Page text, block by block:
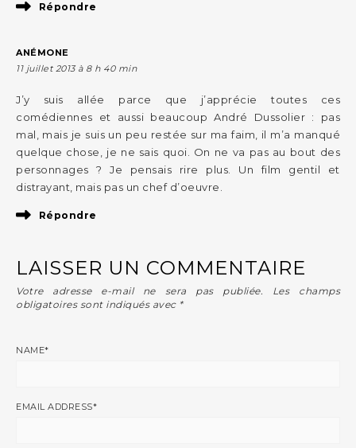
Répondre
ANÉMONE
11 juillet 2013 à 8 h 40 min
J’y suis allée parce que j’apprécie toutes ces
comédiennes et aussi beaucoup André Dussolier : pas
mal, mais je suis un peu restée sur ma faim, il m’a manqué
quelque chose, je ne sais quoi. On ne va pas au bout des
personnages ? Je pensais rire plus. Un film gentil et
distrayant, mais pas un chef d’oeuvre.
Répondre
LAISSER UN COMMENTAIRE
Votre adresse e-mail ne sera pas publiée.
Les champs
obligatoires sont indiqués avec *
NAME*
EMAIL ADDRESS*